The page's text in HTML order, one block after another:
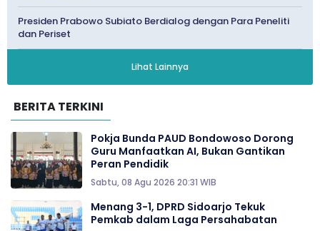
Presiden Prabowo Subiato Berdialog dengan Para Peneliti
dan Periset
Lihat Lainnya
BERITA TERKINI
Pokja Bunda PAUD Bondowoso Dorong
Guru Manfaatkan AI, Bukan Gantikan
Peran Pendidik
Sabtu, 08 Agu 2026 20:31 WIB
Menang 3-1, DPRD Sidoarjo Tekuk
Pemkab dalam Laga Persahabatan